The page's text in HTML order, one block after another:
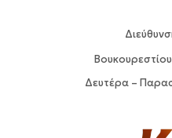
Δευτέρα –